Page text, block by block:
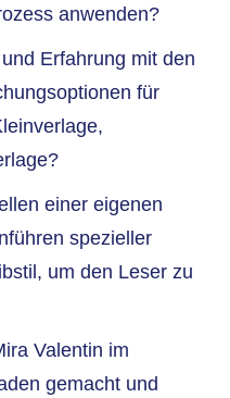
anwenden?
Erfahrung mit den
für
einer eigenen
spezieller
um den Leser zu
Valentin im
gemacht und